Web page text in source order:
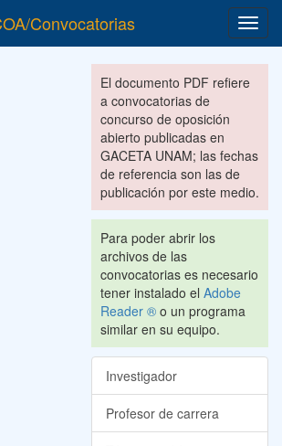
Convocatorias
El documento PDF refiere
a convocatorias de
concurso de oposición
abierto publicadas en
GACETA UNAM; las fechas
de referencia son las de
publicación por este medio.
Para poder abrir los
archivos de las
convocatorias es necesario
tener instalado el Adobe
Reader ® o un programa
similar en su equipo.
Investigador
Profesor de carrera